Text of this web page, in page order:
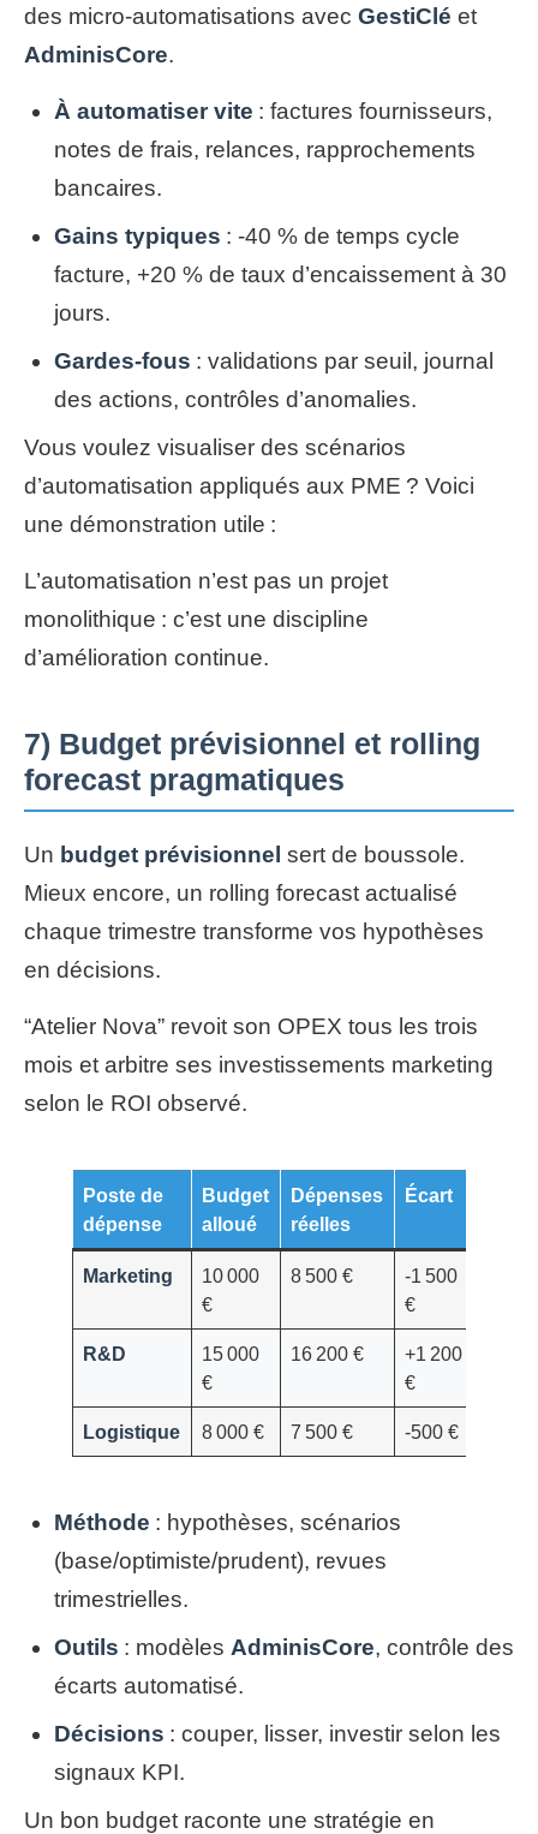
des micro-automatisations avec GestiClé et
AdminisCore.
À automatiser vite : factures fournisseurs,
notes de frais, relances, rapprochements
bancaires.
Gains typiques : -40 % de temps cycle
facture, +20 % de taux d’encaissement à 30
jours.
Gardes-fous : validations par seuil, journal
des actions, contrôles d’anomalies.
Vous voulez visualiser des scénarios
d’automatisation appliqués aux PME ? Voici
une démonstration utile :
L’automatisation n’est pas un projet
monolithique : c’est une discipline
d’amélioration continue.
7) Budget prévisionnel et rolling
forecast pragmatiques
Un budget prévisionnel sert de boussole.
Mieux encore, un rolling forecast actualisé
chaque trimestre transforme vos hypothèses
en décisions.
“Atelier Nova” revoit son OPEX tous les trois
mois et arbitre ses investissements marketing
selon le ROI observé.
Poste de
dépense
Budget
alloué
Dépenses
réelles
Écart
Marketing
10 000
€
8 500 €
-1 500
€
R&D
15 000
€
16 200 €
+1 200
€
Logistique 8 000 € 7 500 € -500 €
Méthode : hypothèses, scénarios
(base/optimiste/prudent), revues
trimestrielles.
Outils : modèles AdminisCore, contrôle des
écarts automatisé.
Décisions : couper, lisser, investir selon les
signaux KPI.
Un bon budget raconte une stratégie en